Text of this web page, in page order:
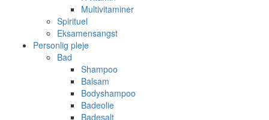
Multivitaminer
Spirituel
Eksamensangst
Personlig pleje
Bad
Shampoo
Balsam
Bodyshampoo
Badeolie
Badesalt